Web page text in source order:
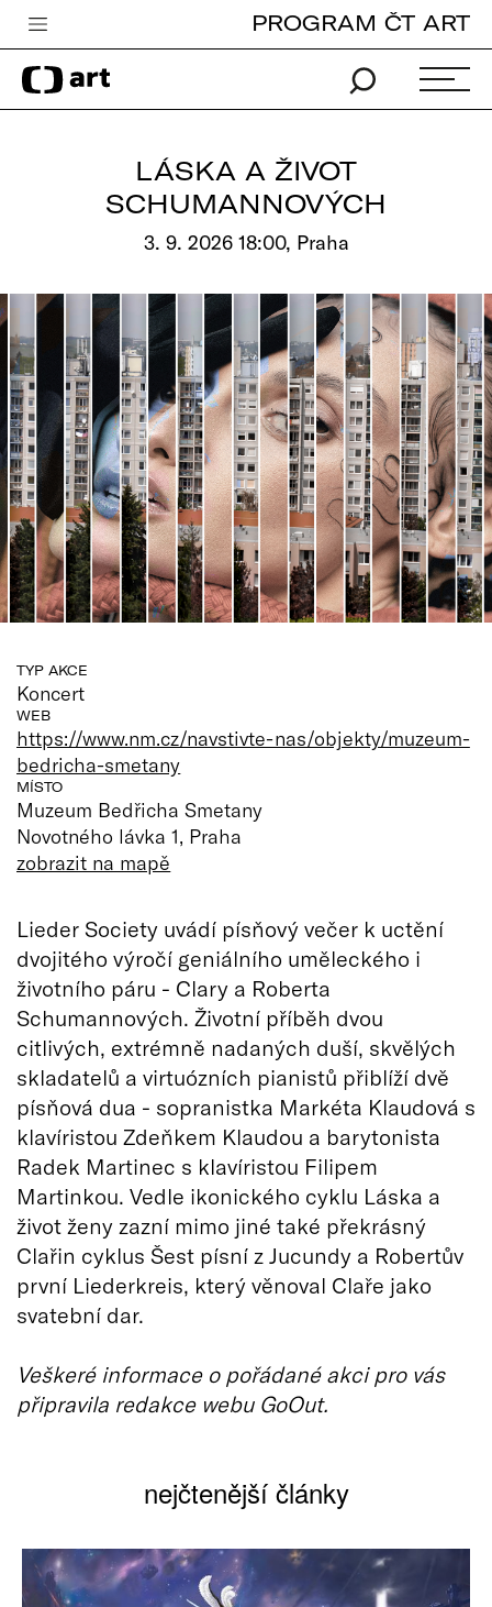
Česká televize
Zpravodajství
Vše o ČT
PROGRAM ČT ART
LÁSKA A ŽIVOT
SCHUMANNOVÝCH
3. 9. 2026 18:00, Praha
TYP AKCE
Koncert
WEB
https://www.nm.cz/navstivte-nas/objekty/muzeum-
bedricha-smetany
MÍSTO
Muzeum Bedřicha Smetany
Novotného lávka 1, Praha
zobrazit na mapě
Lieder Society uvádí písňový večer k uctění
dvojitého výročí geniálního uměleckého i
životního páru - Clary a Roberta
Schumannových. Životní příběh dvou
citlivých, extrémně nadaných duší, skvělých
skladatelů a virtuózních pianistů přiblíží dvě
písňová dua - sopranistka Markéta Klaudová s
klavíristou Zdeňkem Klaudou a barytonista
Radek Martinec s klavíristou Filipem
Martinkou. Vedle ikonického cyklu Láska a
život ženy zazní mimo jiné také překrásný
Clařin cyklus Šest písní z Jucundy a Robertův
první Liederkreis, který věnoval Claře jako
svatební dar.
Veškeré informace o pořádané akci pro vás
připravila redakce webu GoOut.
nejčtenější články